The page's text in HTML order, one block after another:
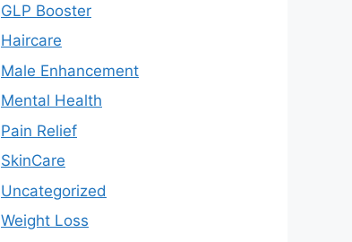
GLP Booster
Haircare
Male Enhancement
Mental Health
Pain Relief
SkinCare
Uncategorized
Weight Loss